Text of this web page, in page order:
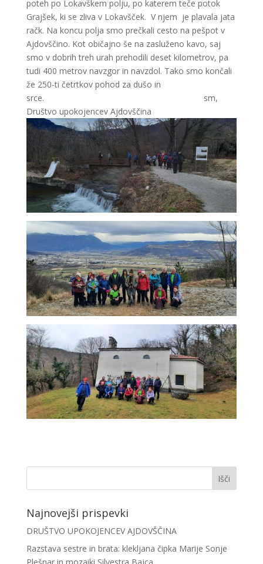
poteh po Lokavškem polju, po katerem teče potok
Grajšek, ki se zliva v Lokavšček. V njem je plavala jata
račk. Na koncu polja smo prečkali cesto na pešpot v
Ajdovščino. Kot običajno še na zasluženo kavo, saj
smo v dobrih treh urah prehodili deset kilometrov, pa
tudi 400 metrov navzgor in navzdol. Tako smo končali
že 250-ti četrtkov pohod za dušo in
srce. sm,
Društvo upokojencev Ajdovščina
Najnovejši prispevki
DRUŠTVO UPOKOJENCEV AJDOVŠČINA
Razstava sestre in brata: klekljana čipka Marije Sonje